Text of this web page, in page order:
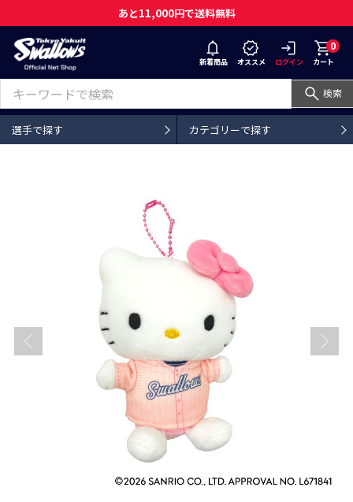
あと11,000円で送料無料
新着商品 オススメ ログイン
0
カート
検索
選手で探す カテゴリーで探す